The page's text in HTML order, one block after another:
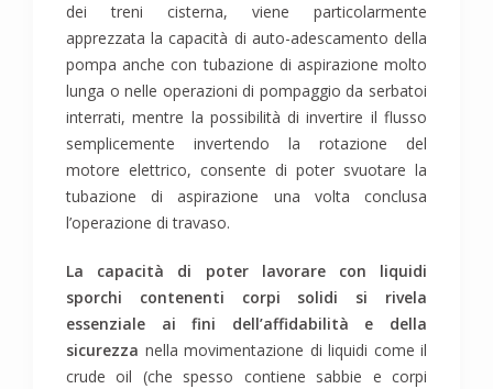
dei treni cisterna, viene particolarmente
apprezzata la capacità di auto-adescamento della
pompa anche con tubazione di aspirazione molto
lunga o nelle operazioni di pompaggio da serbatoi
interrati, mentre la possibilità di invertire il flusso
semplicemente invertendo la rotazione del
motore elettrico, consente di poter svuotare la
tubazione di aspirazione una volta conclusa
l’operazione di travaso.
La capacità di poter lavorare con liquidi
sporchi contenenti corpi solidi si rivela
essenziale ai fini dell’affidabilità e della
sicurezza nella movimentazione di liquidi come il
crude oil (che spesso contiene sabbie e corpi